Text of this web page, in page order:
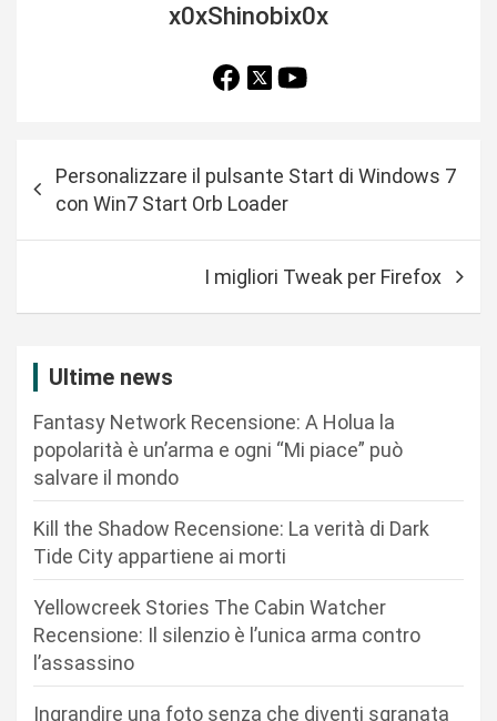
x0xShinobix0x
Personalizzare il pulsante Start di Windows 7
con Win7 Start Orb Loader
I migliori Tweak per Firefox
Ultime news
Fantasy Network Recensione: A Holua la
popolarità è un’arma e ogni “Mi piace” può
salvare il mondo
Kill the Shadow Recensione: La verità di Dark
Tide City appartiene ai morti
Yellowcreek Stories The Cabin Watcher
Recensione: Il silenzio è l’unica arma contro
l’assassino
Ingrandire una foto senza che diventi sgranata